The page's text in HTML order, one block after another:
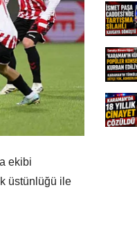
ekibi
üstünlüğü ile